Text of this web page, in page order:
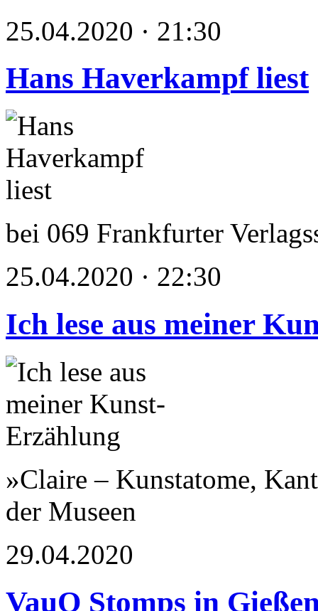
25.04.2020 · 21:30
Hans Haverkampf liest
bei 069 Frankfurter
25.04.2020 · 22:30
Ich lese aus meiner
»Claire – Kunstatome,
der Museen
29.04.2020
VauO Stomps in